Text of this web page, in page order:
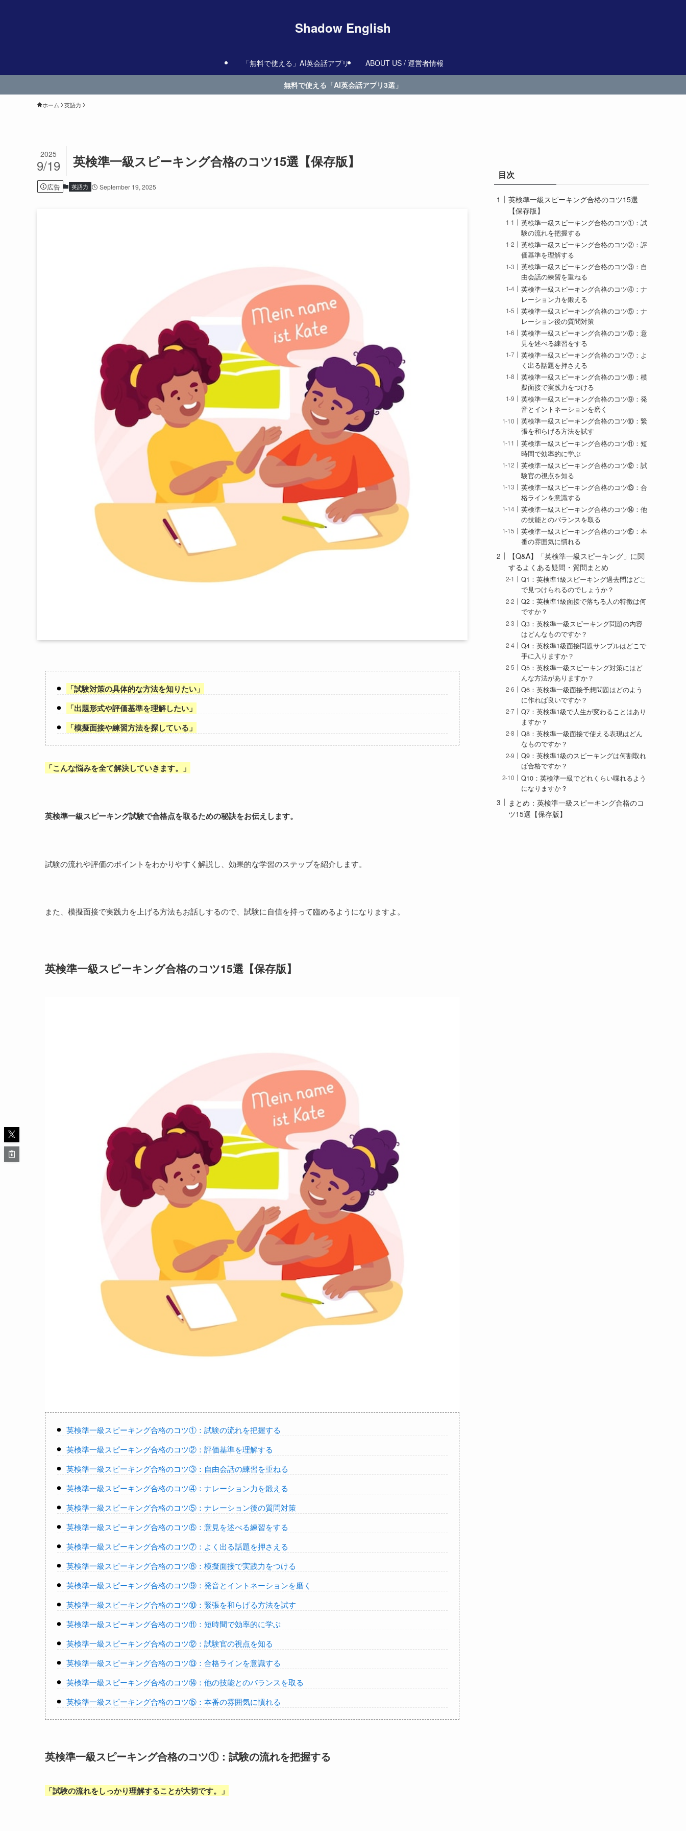
Shadow English
「無料で使える」AI英会話アプリ ABOUT US / 運営者情報
無料で使える「AI英会話アプリ3選」
ホーム 英語力
英検準一級スピーキング合格のコツ15選【保存版】
2025
9/19
広告 英語力 September 19, 2025
「試験対策の具体的な方法を知りたい 」
「出題形式や評価基準を理解したい 」
「模擬面接や練習方法を探している 」
「こんな悩みを全て解決していきます。 」
英検準一級スピーキング試験で合格点を取るための秘訣をお伝えします。
試験の流れや評価のポイントをわかりやすく解説し、効果的な学習のステップを紹介します。
また、模擬面接で実践力を上げる方法もお話しするので、試験に自信を持って臨めるようになりますよ。
英検準一級スピーキング合格のコツ15選【保存版】
英検準一級スピーキング合格のコツ①：試験の流れを把握する
英検準一級スピーキング合格のコツ②：評価基準を理解する
英検準一級スピーキング合格のコツ③：自由会話の練習を重ねる
英検準一級スピーキング合格のコツ④：ナレーション力を鍛える
英検準一級スピーキング合格のコツ⑤：ナレーション後の質問対策
英検準一級スピーキング合格のコツ⑥：意見を述べる練習をする
英検準一級スピーキング合格のコツ⑦：よく出る話題を押さえる
英検準一級スピーキング合格のコツ⑧：模擬面接で実践力をつける
英検準一級スピーキング合格のコツ⑨：発音とイントネーションを磨く
英検準一級スピーキング合格のコツ⑩：緊張を和らげる方法を試す
英検準一級スピーキング合格のコツ⑪：短時間で効率的に学ぶ
英検準一級スピーキング合格のコツ⑫：試験官の視点を知る
英検準一級スピーキング合格のコツ⑬：合格ラインを意識する
英検準一級スピーキング合格のコツ⑭：他の技能とのバランスを取る
英検準一級スピーキング合格のコツ⑮：本番の雰囲気に慣れる
英検準一級スピーキング合格のコツ①：試験の流れを把握する
「試験の流れをしっかり理解することが大切です。 」
目次
英検準一級スピーキング合格のコツ15選
【保存版】
英検準一級スピーキング合格のコツ①：試
験の流れを把握する
英検準一級スピーキング合格のコツ②：評
価基準を理解する
英検準一級スピーキング合格のコツ③：自
由会話の練習を重ねる
英検準一級スピーキング合格のコツ④：ナ
レーション力を鍛える
英検準一級スピーキング合格のコツ⑤：ナ
レーション後の質問対策
英検準一級スピーキング合格のコツ⑥：意
見を述べる練習をする
英検準一級スピーキング合格のコツ⑦：よ
く出る話題を押さえる
英検準一級スピーキング合格のコツ⑧：模
擬面接で実践力をつける
英検準一級スピーキング合格のコツ⑨：発
音とイントネーションを磨く
英検準一級スピーキング合格のコツ⑩：緊
張を和らげる方法を試す
英検準一級スピーキング合格のコツ⑪：短
時間で効率的に学ぶ
英検準一級スピーキング合格のコツ⑫：試
験官の視点を知る
英検準一級スピーキング合格のコツ⑬：合
格ラインを意識する
英検準一級スピーキング合格のコツ⑭：他
の技能とのバランスを取る
英検準一級スピーキング合格のコツ⑮：本
番の雰囲気に慣れる
【Q&A】「英検準一級スピーキング」に関
するよくある疑問・質問まとめ
Q1：英検準1級スピーキング過去問はどこ
で見つけられるのでしょうか？
Q2：英検準1級面接で落ちる人の特徴は何
ですか？
Q3：英検準一級スピーキング問題の内容
はどんなものですか？
Q4：英検準1級面接問題サンプルはどこで
手に入りますか？
Q5：英検準一級スピーキング対策にはど
んな方法がありますか？
Q6：英検準一級面接予想問題はどのよう
に作れば良いですか？
Q7：英検準1級で人生が変わることはあり
ますか？
Q8：英検準一級面接で使える表現はどん
なものですか？
Q9：英検準1級のスピーキングは何割取れ
ば合格ですか？
Q10：英検準一級でどれくらい喋れるよう
になりますか？
まとめ：英検準一級スピーキング合格のコ
ツ15選【保存版】